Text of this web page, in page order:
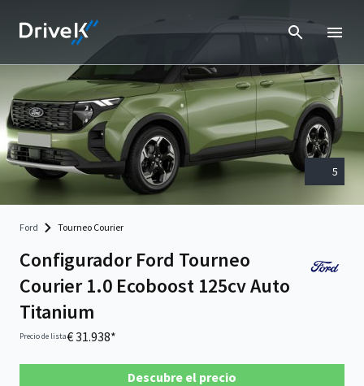
5
Ford Tourneo Courier
Configurador Ford Tourneo
Courier 1.0 Ecoboost 125cv Auto
Titanium
Precio de lista€ 31.938*
Descubre el precio